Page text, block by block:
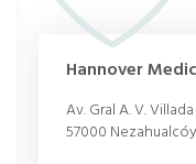
Hannover
Av. Gral A. V.
57000